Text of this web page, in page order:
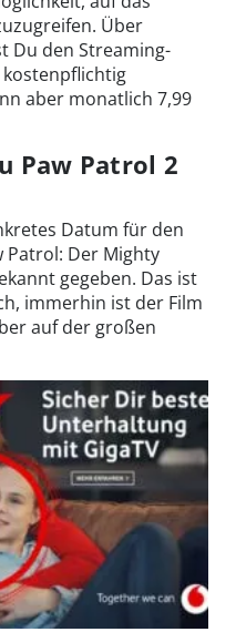
Über
Du den Streaming-
kostenpflichtig
aber monatlich 7,99
Paw Patrol 2
Datum für den
Patrol: Der Mighty
gegeben. Das ist
immerhin ist der Film
auf der großen